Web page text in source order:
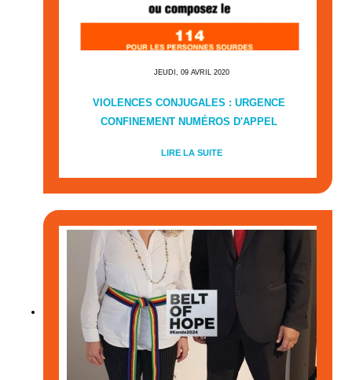
JEUDI, 09 AVRIL 2020
VIOLENCES CONJUGALES : URGENCE
CONFINEMENT NUMÉROS D'APPEL
LIRE LA SUITE